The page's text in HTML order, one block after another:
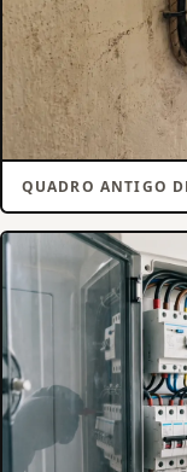
QUADRO ANTIGO